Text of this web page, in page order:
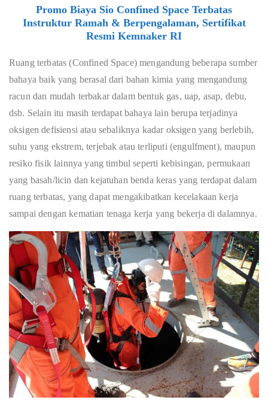
Promo Biaya Sio Confined Space Terbatas
Instruktur Ramah & Berpengalaman, Sertifikat
Resmi Kemnaker RI
Ruang terbatas (Confined Space) mengandung beberapa sumber
bahaya baik yang berasal dari bahan kimia yang mengandung
racun dan mudah terbakar dalam bentuk gas, uap, asap, debu,
dsb. Selain itu masih terdapat bahaya lain berupa terjadinya
oksigen defisiensi atau sebaliknya kadar oksigen yang berlebih,
suhu yang ekstrem, terjebak atau terliputi (engulfment), maupun
resiko fisik lainnya yang timbul seperti kebisingan, permukaan
yang basah/licin dan kejatuhan benda keras yang terdapat dalam
ruang terbatas, yang dapat mengakibatkan kecelakaan kerja
sampai dengan kematian tenaga kerja yang bekerja di dalamnya.